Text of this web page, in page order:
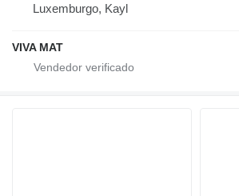
Luxemburgo, Kayl
VIVA MAT